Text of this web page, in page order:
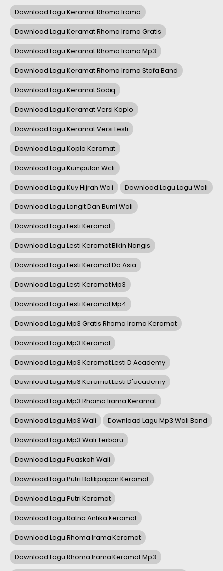
Download Lagu Keramat Rhoma Irama
Download Lagu Keramat Rhoma Irama Gratis
Download Lagu Keramat Rhoma Irama Mp3
Download Lagu Keramat Rhoma Irama Stafa Band
Download Lagu Keramat Sodiq
Download Lagu Keramat Versi Koplo
Download Lagu Keramat Versi Lesti
Download Lagu Koplo Keramat
Download Lagu Kumpulan Wali
Download Lagu Kuy Hijrah Wali Download Lagu Lagu Wali
Download Lagu Langit Dan Bumi Wali
Download Lagu Lesti Keramat
Download Lagu Lesti Keramat Bikin Nangis
Download Lagu Lesti Keramat Da Asia
Download Lagu Lesti Keramat Mp3
Download Lagu Lesti Keramat Mp4
Download Lagu Mp3 Gratis Rhoma Irama Keramat
Download Lagu Mp3 Keramat
Download Lagu Mp3 Keramat Lesti D Academy
Download Lagu Mp3 Keramat Lesti D'academy
Download Lagu Mp3 Rhoma Irama Keramat
Download Lagu Mp3 Wali Download Lagu Mp3 Wali Band
Download Lagu Mp3 Wali Terbaru
Download Lagu Puaskah Wali
Download Lagu Putri Balikpapan Keramat
Download Lagu Putri Keramat
Download Lagu Ratna Antika Keramat
Download Lagu Rhoma Irama Keramat
Download Lagu Rhoma Irama Keramat Mp3